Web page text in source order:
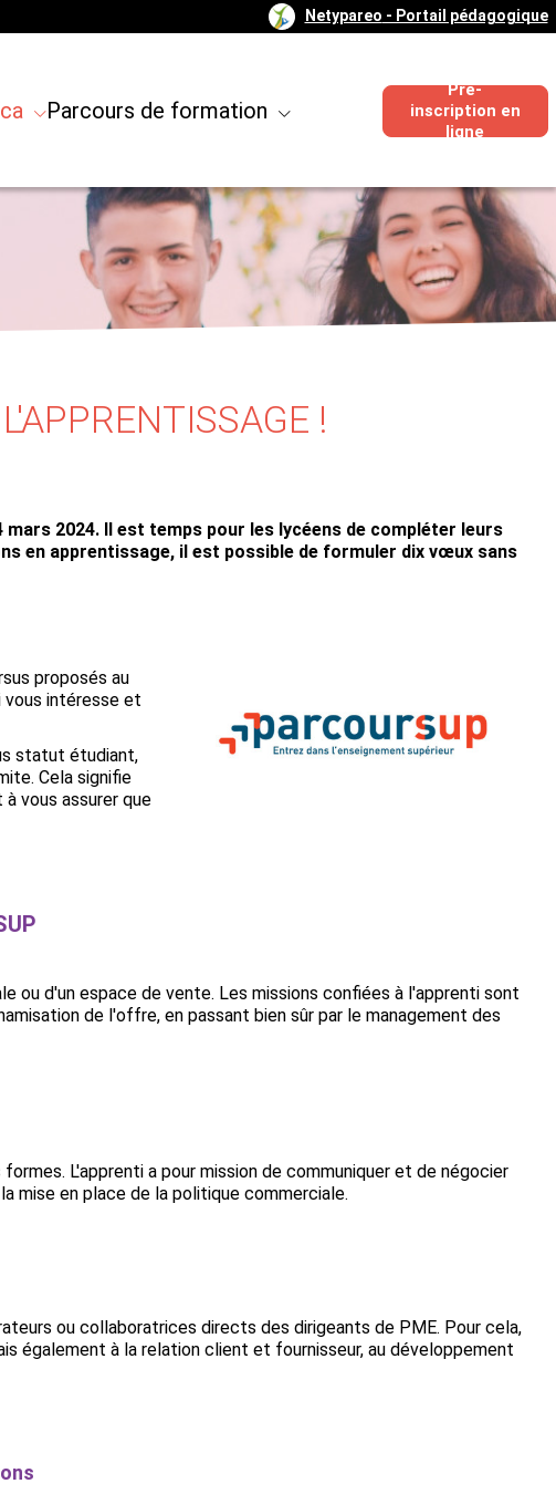
Netypareo - Portail pédagogique
Parcours de formation
Pré-
inscription en
ligne
!
2024. Il est temps pour les lycéens de compléter leurs
en apprentissage, il est possible de formuler dix vœux sans
proposés au
vous intéresse et
statut étudiant,
Cela signifie
vous assurer que
ou d'un espace de vente. Les missions confiées à l'apprenti sont
de l'offre, en passant bien sûr par le management des
L'apprenti a pour mission de communiquer et de négocier
mise en place de la politique commerciale.
ou collaboratrices directs des dirigeants de PME. Pour cela,
également à la relation client et fournisseur, au développement